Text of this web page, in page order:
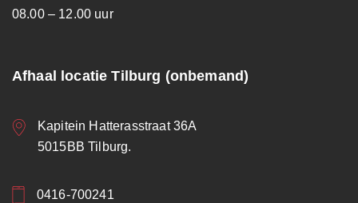
08.00 – 12.00 uur
Afhaal locatie Tilburg (onbemand)
Kapitein Hatterasstraat 36A
5015BB Tilburg.
0416-700241